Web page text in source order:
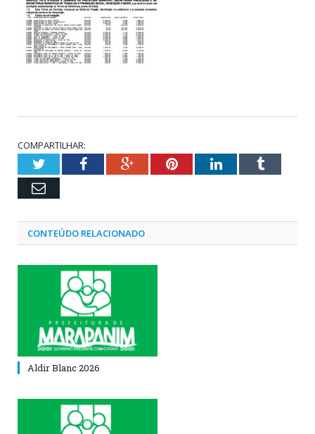
COMPARTILHAR:
TwitterFacebookGoogle+PinterestLinkedInTumblr
Email
CONTEÚDO RELACIONADO
Aldir Blanc 2026